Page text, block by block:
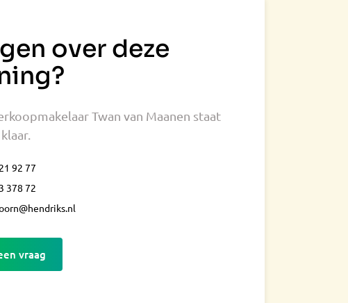
over deze
Twan van Maanen staat
92 77
378 72
vraag